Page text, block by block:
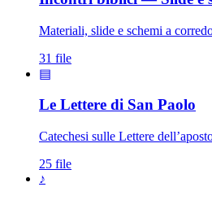
Materiali, slide e schemi a
31 file
▤
Le Lettere di San Paolo
Catechesi sulle Lettere
25 file
♪